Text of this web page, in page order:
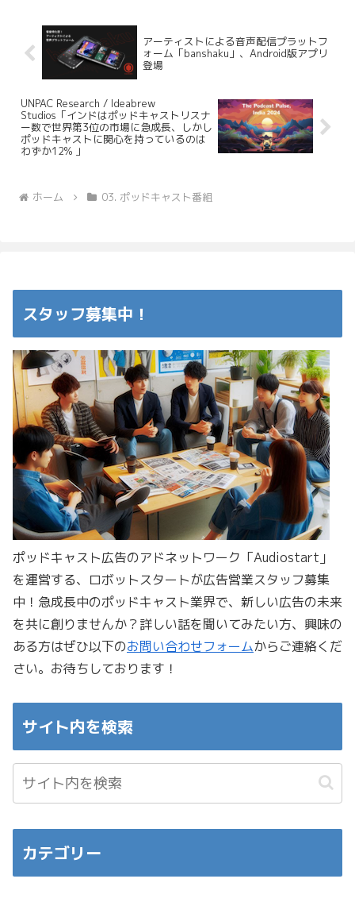
アーティストによる音声配信プラットフ
ォーム「banshaku」、Android版アプリ
登場
UNPAC Research / Ideabrew
Studios「インドはポッドキャストリスナ
ー数で世界第3位の市場に急成長、しかし
ポッドキャストに関心を持っているのは
わずか12% 」
ホーム 03. ポッドキャスト番組
スタッフ募集中！
ポッドキャスト広告のアドネットワーク「Audiostart」
を運営する、ロボットスタートが広告営業スタッフ募集
中！急成長中のポッドキャスト業界で、新しい広告の未来
を共に創りませんか？詳しい話を聞いてみたい方、興味の
ある方はぜひ以下のお問い合わせフォームからご連絡くだ
さい。お待ちしております！
サイト内を検索
カテゴリー